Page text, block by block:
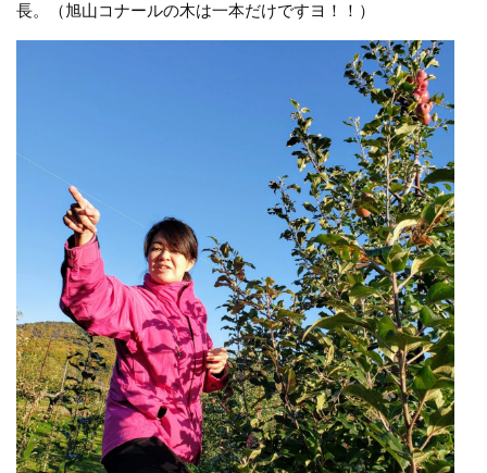
長。（旭山コナールの木は一本だけですヨ！！）